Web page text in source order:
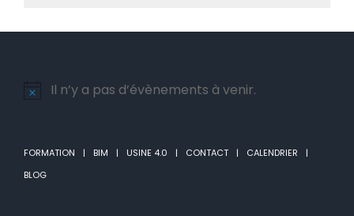
Notice
Il n’y a pas d’évènements à venir.
FORMATION BIM USINE 4.0 CONTACT
CALENDRIER
BLOG